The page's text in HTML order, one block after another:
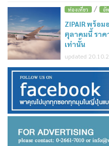
ท่องเที่ยว / อั
ZIPAIR พร้อ
ตุลาคมนี้ ราค
เท่านั้น
updated